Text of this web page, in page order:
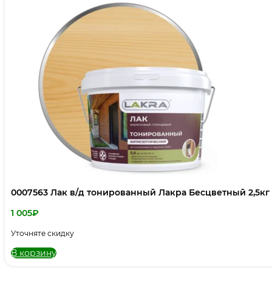
0007563 Лак в/д тонированный Лакра Бесцветный
1 005₽
Уточняте скидку
В корзину